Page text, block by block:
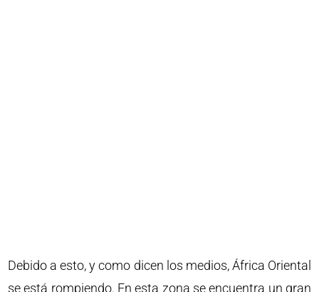
Debido a esto, y como dicen los medios, África Oriental
se está rompiendo. En esta zona se encuentra un gran